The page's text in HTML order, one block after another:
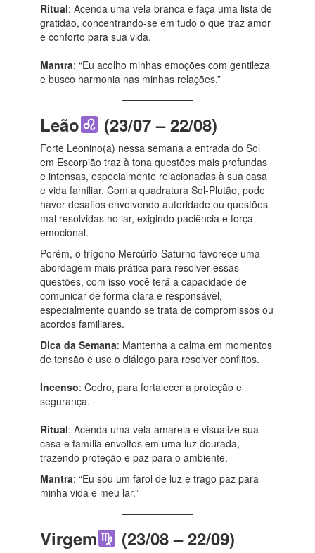
Ritual: Acenda uma vela branca e faça uma lista de
gratidão, concentrando-se em tudo o que traz amor
e conforto para sua vida.
Mantra: “Eu acolho minhas emoções com gentileza
e busco harmonia nas minhas relações.”
Leão (23/07 – 22/08)
Forte Leonino(a) nessa semana a entrada do Sol
em Escorpião traz à tona questões mais profundas
e intensas, especialmente relacionadas à sua casa
e vida familiar. Com a quadratura Sol-Plutão, pode
haver desafios envolvendo autoridade ou questões
mal resolvidas no lar, exigindo paciência e força
emocional.
Porém, o trígono Mercúrio-Saturno favorece uma
abordagem mais prática para resolver essas
questões, com isso você terá a capacidade de
comunicar de forma clara e responsável,
especialmente quando se trata de compromissos ou
acordos familiares.
Dica da Semana: Mantenha a calma em momentos
de tensão e use o diálogo para resolver conflitos.
Incenso: Cedro, para fortalecer a proteção e
segurança.
Ritual: Acenda uma vela amarela e visualize sua
casa e família envoltos em uma luz dourada,
trazendo proteção e paz para o ambiente.
Mantra: “Eu sou um farol de luz e trago paz para
minha vida e meu lar.”
Virgem (23/08 – 22/09)